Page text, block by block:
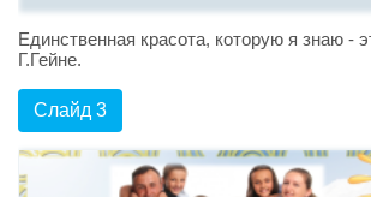
Единственная красота, которую я знаю -
Г.Гейне.
Слайд 3